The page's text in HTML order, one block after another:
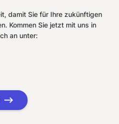
damit Sie für Ihre zukünftigen
Kommen Sie jetzt mit uns in
an unter: